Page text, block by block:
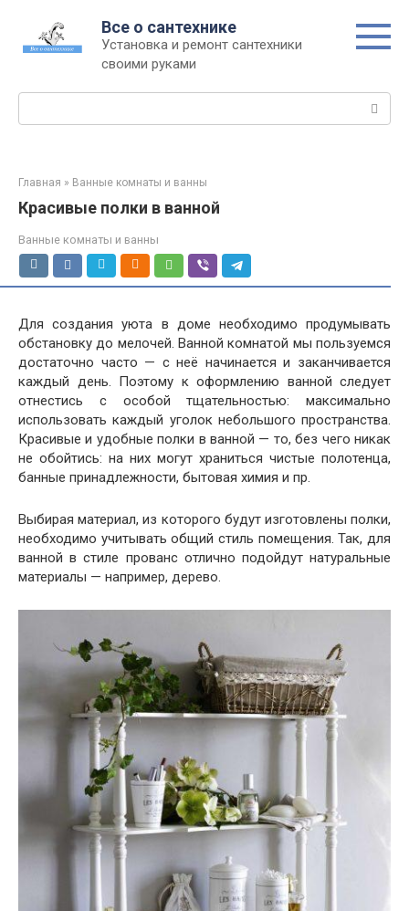
контенту
Все о сантехнике
Установка и ремонт сантехники
своими руками
Главная » Ванные комнаты и ванны
Красивые полки в ванной
Ванные комнаты и ванны
Для создания уюта в доме необходимо продумывать
обстановку до мелочей. Ванной комнатой мы пользуемся
достаточно часто — с неё начинается и заканчивается
каждый день. Поэтому к оформлению ванной следует
отнестись с особой тщательностью: максимально
использовать каждый уголок небольшого пространства.
Красивые и удобные полки в ванной — то, без чего никак
не обойтись: на них могут храниться чистые полотенца,
банные принадлежности, бытовая химия и пр.
Выбирая материал, из которого будут изготовлены полки,
необходимо учитывать общий стиль помещения. Так, для
ванной в стиле прованс отлично подойдут натуральные
материалы — например, дерево.